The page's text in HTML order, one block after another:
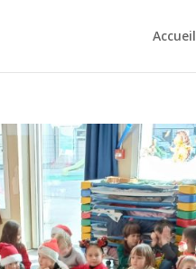
Accueil